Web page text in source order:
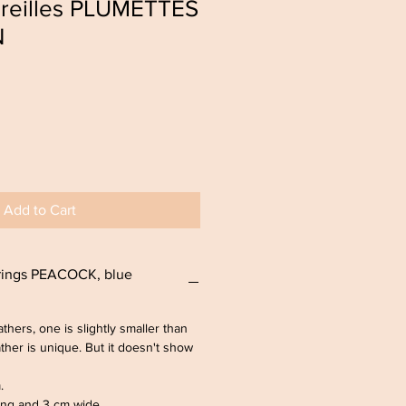
PLUMETTES
Add to Cart
PEACOCK, blue
one is slightly smaller than
is unique. But it doesn't show